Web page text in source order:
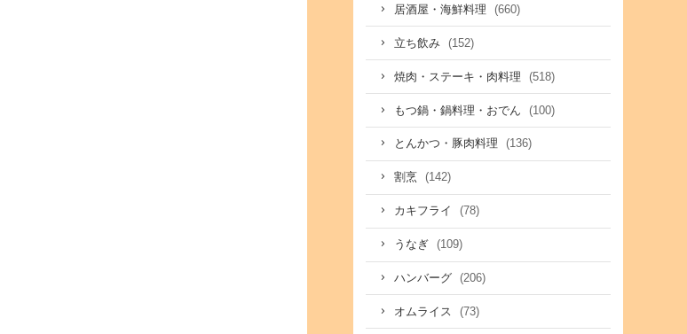
居酒屋・海鮮料理 (660)
立ち飲み (152)
焼肉・ステーキ・肉料理 (518)
もつ鍋・鍋料理・おでん (100)
とんかつ・豚肉料理 (136)
割烹 (142)
カキフライ (78)
うなぎ (109)
ハンバーグ (206)
オムライス (73)